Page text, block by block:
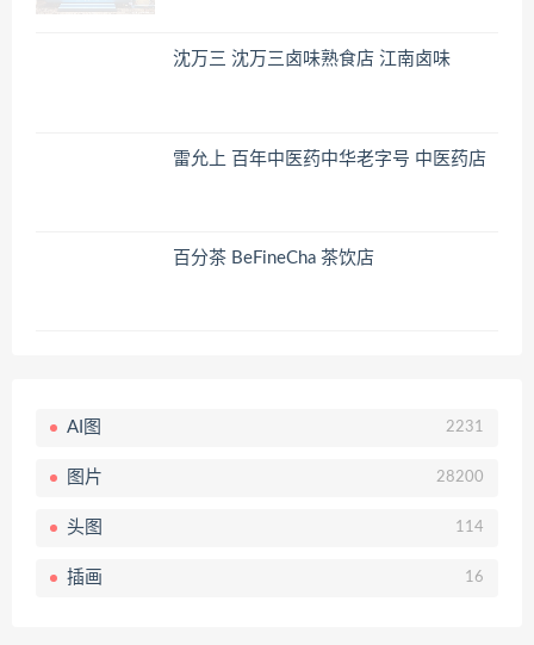
沈万三 沈万三卤味熟食店 江南卤味
雷允上 百年中医药中华老字号 中医药店
百分茶 BeFineCha 茶饮店
AI图 2231
图片 28200
头图 114
插画 16